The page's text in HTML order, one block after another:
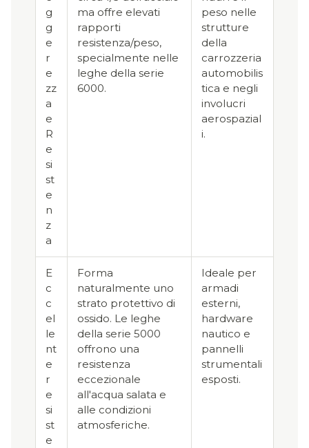
g
g
e
r
e
zz
a
e
R
e
si
st
e
n
z
a
ma offre elevati
rapporti
resistenza/peso,
specialmente nelle
leghe della serie
6000.
peso nelle
strutture
della
carrozzeria
automobilis
tica e negli
involucri
aerospazial
i.
E
c
c
el
le
nt
e
r
e
si
st
e
Forma
naturalmente uno
strato protettivo di
ossido. Le leghe
della serie 5000
offrono una
resistenza
eccezionale
all'acqua salata e
alle condizioni
atmosferiche.
Ideale per
armadi
esterni,
hardware
nautico e
pannelli
strumentali
esposti.